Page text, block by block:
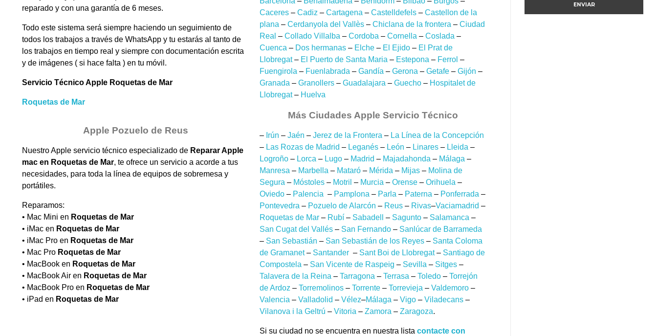
reparado y con una garantía de 6 meses.
Todo este sistema será siempre haciendo un seguimiento de
todos los trabajos a través de WhatsApp y tu estarás al tanto de
los trabajos en tiempo real y siempre con documentación escrita
y de imágenes ( si hace falta ) en tu móvil.
Servicio Técnico Apple Roquetas de Mar
Roquetas de Mar
Apple Pozuelo de Reus
Nuestro Apple servicio técnico especializado de Reparar Apple
mac en Roquetas de Mar, te ofrece un servicio a acorde a tus
necesidades, para toda la línea de equipos de sobremesa y
portátiles.
Reparamos:
• Mac Mini en Roquetas de Mar
• iMac en Roquetas de Mar
• iMac Pro en Roquetas de Mar
• Mac Pro Roquetas de Mar
• MacBook en Roquetas de Mar
• MacBook Air en Roquetas de Mar
• MacBook Pro en Roquetas de Mar
• iPad en Roquetas de Mar
Caceres– Cadiz – Cartagena – Castelldefels– Castellon de la
plana – Cerdanyola del Vallès– Chiclana de la frontera – Ciudad
Real – Collado Villalba – Cordoba – Cornella – Coslada –
Cuenca – Dos hermanas– Elche– El Ejido– El Prat de
Llobregat– El Puerto de Santa Maria – Estepona – Ferrol –
Fuengirola – Fuenlabrada – Gandía – Gerona – Getafe– Gijón –
Granada – Granollers– Guadalajara – Guecho– Hospitalet de
Llobregat– Huelva
Más Ciudades Apple Servicio Técnico
– Irún – Jaén – Jerez de la Frontera – La Línea de la Concepción
– Las Rozas de Madrid – Leganés– León – Linares– Lleida –
Logroño– Lorca – Lugo– Madrid – Majadahonda – Málaga –
Manresa – Marbella – Mataró– Mérida – Mijas– Molina de
Segura – Móstoles– Motril – Murcia – Orense– Orihuela –
Oviedo– Palencia – Pamplona – Parla – Paterna – Ponferrada –
Pontevedra – Pozuelo de Alarcón – Reus– Rivas–Vaciamadrid –
Roquetas de Mar– Rubí– Sabadell – Sagunto– Salamanca –
San Cugat del Vallés– San Fernando– Sanlúcar de Barrameda
– San Sebastián – San Sebastián de los Reyes– Santa Coloma
de Gramanet– Santander– Sant Boi de Llobregat– Santiago de
Compostela – San Vicente de Raspeig – Sevilla – Sitges–
Talavera de la Reina – Tarragona – Terrasa – Toledo– Torrejón
de Ardoz – Torremolinos– Torrente– Torrevieja – Valdemoro–
Valencia – Valladolid – Vélez–Málaga – Vigo– Viladecans–
Vilanova i la Geltrú – Vitoria – Zamora – Zaragoza.
Si su ciudad no se encuentra en nuestra lista contacte con